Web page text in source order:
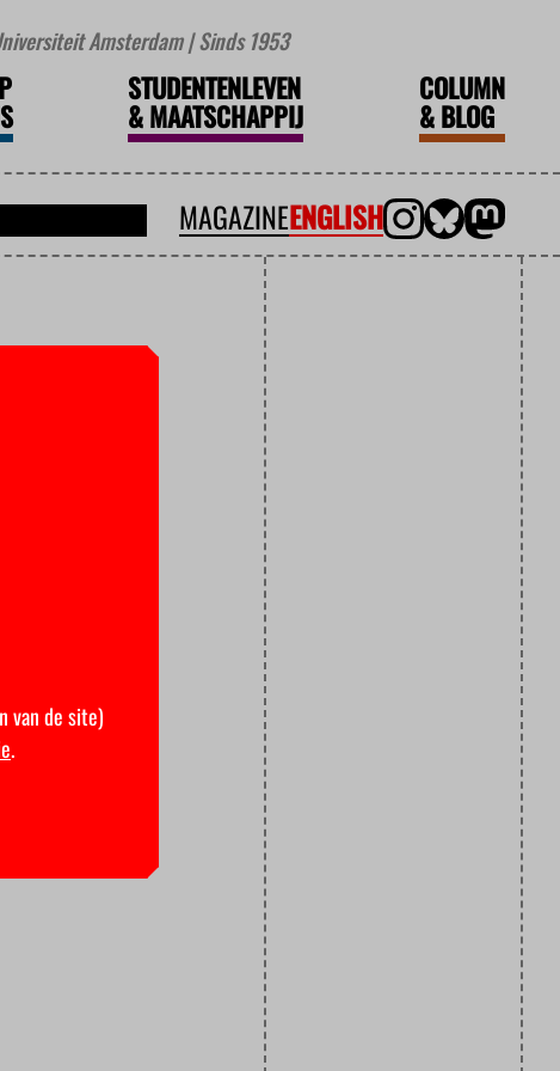
Amsterdam | Sinds 1953
STUDENTENLEVEN
&MAATSCHAPPIJ
COLUMN
&BLOG
MAGAZINEENGLISH
van de site)
.